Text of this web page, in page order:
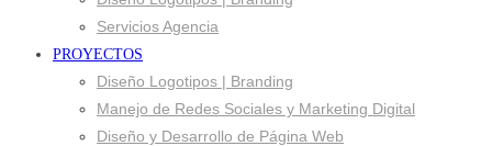
Servicios Agencia
PROYECTOS
Diseño Logotipos | Branding
Manejo de Redes Sociales y Marketing Digital
Diseño y Desarrollo de Página Web